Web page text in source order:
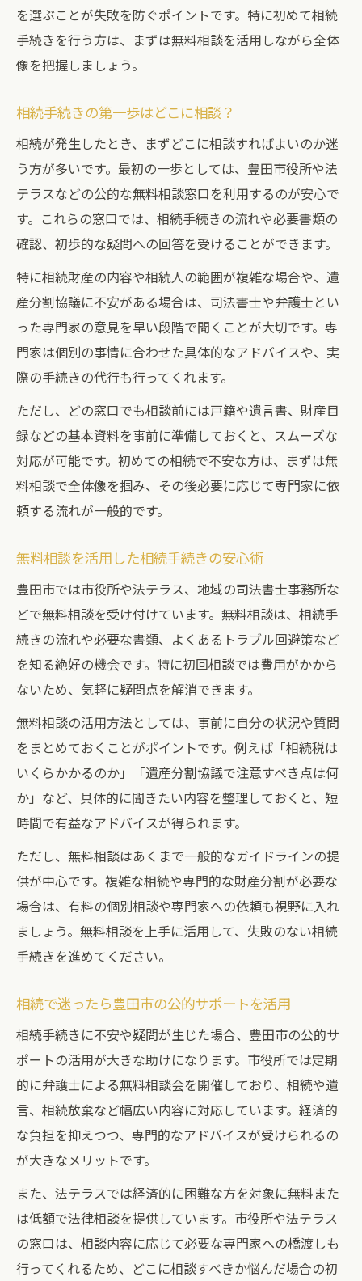
家族の資産管理を守る相続相談の選び方入門
相続相談先の選び方比較チャート
家族構成に合わせた相続相談のポイント
相続相談で後悔しないための注意点
を選ぶことが失敗を防ぐポイントです。特に初めて相続
手続きを行う方は、まずは無料相談を活用しながら全体
像を把握しましょう。
相続手続きの第一歩はどこに相談？
相続が発生したとき、まずどこに相談すればよいのか迷
う方が多いです。最初の一歩としては、豊田市役所や法
テラスなどの公的な無料相談窓口を利用するのが安心で
す。これらの窓口では、相続手続きの流れや必要書類の
確認、初歩的な疑問への回答を受けることができます。
特に相続財産の内容や相続人の範囲が複雑な場合や、遺
産分割協議に不安がある場合は、司法書士や弁護士とい
った専門家の意見を早い段階で聞くことが大切です。専
門家は個別の事情に合わせた具体的なアドバイスや、実
際の手続きの代行も行ってくれます。
ただし、どの窓口でも相談前には戸籍や遺言書、財産目
録などの基本資料を事前に準備しておくと、スムーズな
対応が可能です。初めての相続で不安な方は、まずは無
料相談で全体像を掴み、その後必要に応じて専門家に依
頼する流れが一般的です。
無料相談を活用した相続手続きの安心術
豊田市では市役所や法テラス、地域の司法書士事務所な
どで無料相談を受け付けています。無料相談は、相続手
続きの流れや必要な書類、よくあるトラブル回避策など
を知る絶好の機会です。特に初回相談では費用がかから
ないため、気軽に疑問点を解消できます。
無料相談の活用方法としては、事前に自分の状況や質問
をまとめておくことがポイントです。例えば「相続税は
いくらかかるのか」「遺産分割協議で注意すべき点は何
か」など、具体的に聞きたい内容を整理しておくと、短
時間で有益なアドバイスが得られます。
ただし、無料相談はあくまで一般的なガイドラインの提
供が中心です。複雑な相続や専門的な財産分割が必要な
場合は、有料の個別相談や専門家への依頼も視野に入れ
ましょう。無料相談を上手に活用して、失敗のない相続
手続きを進めてください。
相続で迷ったら豊田市の公的サポートを活用
相続手続きに不安や疑問が生じた場合、豊田市の公的サ
ポートの活用が大きな助けになります。市役所では定期
的に弁護士による無料相談会を開催しており、相続や遺
言、相続放棄など幅広い内容に対応しています。経済的
な負担を抑えつつ、専門的なアドバイスが受けられるの
が大きなメリットです。
また、法テラスでは経済的に困難な方を対象に無料また
は低額で法律相談を提供しています。市役所や法テラス
の窓口は、相談内容に応じて必要な専門家への橋渡しも
行ってくれるため、どこに相談すべきか悩んだ場合の初